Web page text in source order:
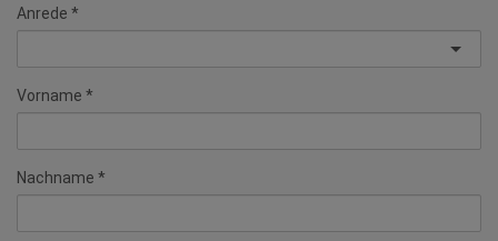
Anrede
Vorname
Nachname